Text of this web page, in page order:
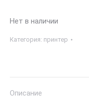
Нет в наличии
Категория: принтер
Описание